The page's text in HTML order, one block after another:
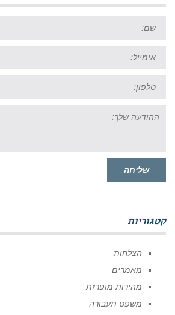
שלך:
שליחה
קטגוריות
הצלחות
מאמרים
מהירות מופרזת
משפט תעבורה